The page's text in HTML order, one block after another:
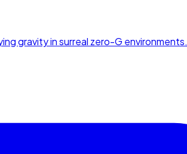
gravity in surreal zero-G environments.